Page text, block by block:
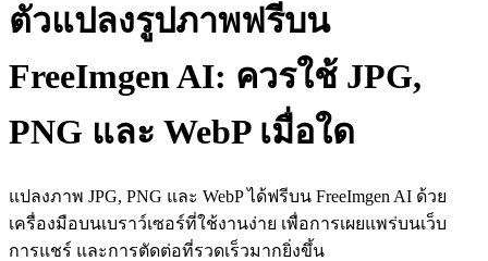
ตัวแปลงรูปภาพฟรีบน
FreeImgen AI: ควรใช้ JPG,
PNG และ WebP เมื่อใด
แปลงภาพ JPG, PNG และ WebP ได้ฟรีบน FreeImgen AI ด้วย
เครื่องมือบนเบราว์เซอร์ที่ใช้งานง่าย เพื่อการเผยแพร่บนเว็บ
การแชร์ และการตัดต่อที่รวดเร็วมากยิ่งขึ้น